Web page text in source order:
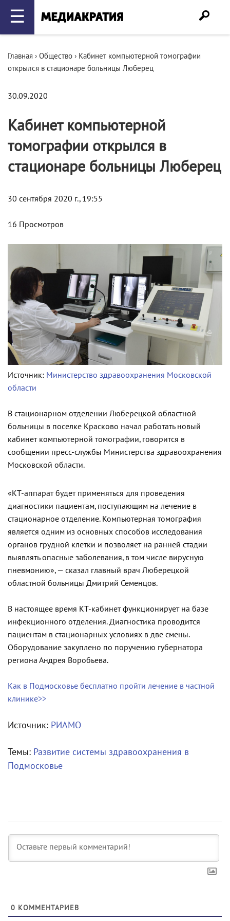
☰
Главная › Общество › Кабинет компьютерной томографии
открылся в стационаре больницы Люберец
30.09.2020
Кабинет компьютерной
томографии открылся в
стационаре больницы Люберец
30 сентября 2020 г., 19:55
16 Просмотров
Источник: Министерство здравоохранения Московской
области
В стационарном отделении Люберецкой областной
больницы в поселке Красково начал работать новый
кабинет компьютерной томографии, говорится в
сообщении пресс-службы Министерства здравоохранения
Московской области.
«КТ-аппарат будет применяться для проведения
диагностики пациентам, поступающим на лечение в
стационарное отделение. Компьютерная томография
является одним из основных способов исследования
органов грудной клетки и позволяет на ранней стадии
выявлять опасные заболевания, в том числе вирусную
пневмонию», — сказал главный врач Люберецкой
областной больницы Дмитрий Семенцов.
В настоящее время КТ-кабинет функционирует на базе
инфекционного отделения. Диагностика проводится
пациентам в стационарных условиях в две смены.
Оборудование закуплено по поручению губернатора
региона Андрея Воробьева.
Как в Подмосковье бесплатно пройти лечение в частной
клинике>>
Источник: РИАМО
Темы: Развитие системы здравоохранения в
Подмосковье
0 КОММЕНТАРИЕВ